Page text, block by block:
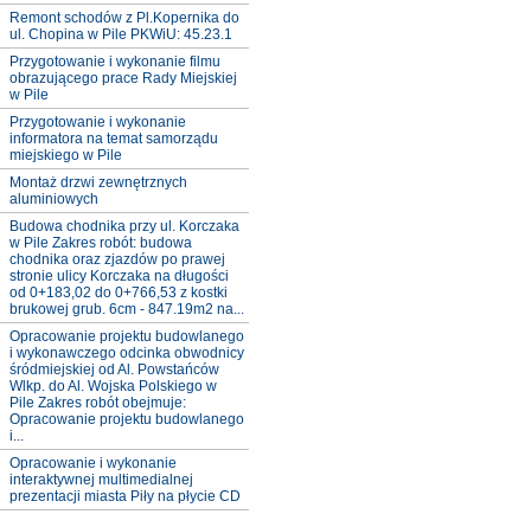
Remont schodów z Pl.Kopernika do
ul. Chopina w Pile PKWiU: 45.23.1
Przygotowanie i wykonanie filmu
obrazującego prace Rady Miejskiej
w Pile
Przygotowanie i wykonanie
informatora na temat samorządu
miejskiego w Pile
Montaż drzwi zewnętrznych
aluminiowych
Budowa chodnika przy ul. Korczaka
w Pile Zakres robót: budowa
chodnika oraz zjazdów po prawej
stronie ulicy Korczaka na długości
od 0+183,02 do 0+766,53 z kostki
brukowej grub. 6cm - 847.19m2 na...
Opracowanie projektu budowlanego
i wykonawczego odcinka obwodnicy
śródmiejskiej od Al. Powstańców
Wlkp. do Al. Wojska Polskiego w
Pile Zakres robót obejmuje:
Opracowanie projektu budowlanego
i...
Opracowanie i wykonanie
interaktywnej multimedialnej
prezentacji miasta Piły na płycie CD